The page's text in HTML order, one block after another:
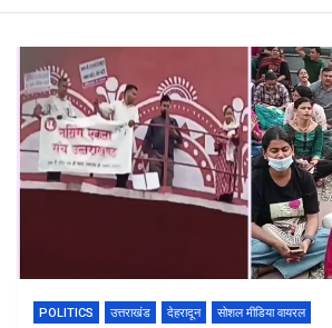
POLITICS उत्तराखंड देहरादून सोशल मीडिया वायरल